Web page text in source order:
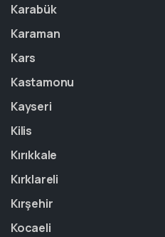
Karabük
Karaman
Kars
Kastamonu
Kayseri
Kilis
Kırıkkale
Kırklareli
Kırşehir
Kocaeli